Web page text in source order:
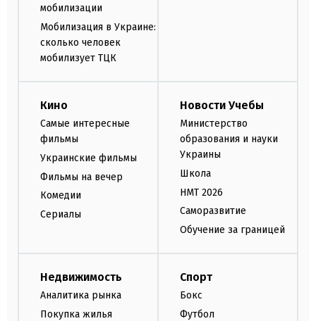
мобилизации
Мобилизация в Украине:
сколько человек
мобилизует ТЦК
Кино
Самые интересные
фильмы
Украинские фильмы
Фильмы на вечер
Комедии
Сериалы
Новости Учебы
Министерство
образования и науки
Украины
Школа
НМТ 2026
Саморазвитие
Обучение за границей
Недвижимость
Аналитика рынка
Покупка жилья
Спорт
Бокс
Футбол